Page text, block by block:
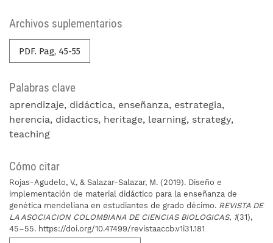
Archivos suplementarios
PDF. Pag, 45-55
Palabras clave
aprendizaje didáctica enseñanza estrategia
herencia didactics heritage learning strategy
teaching
Cómo citar
Rojas-Agudelo, V., & Salazar-Salazar, M. (2019). Diseño e
implementación de material didáctico para la enseñanza de
genética mendeliana en estudiantes de grado décimo. REVISTA DE
LA ASOCIACION COLOMBIANA DE CIENCIAS BIOLOGICAS, 1(31),
45–55. https://doi.org/10.47499/revistaaccb.v1i31.181